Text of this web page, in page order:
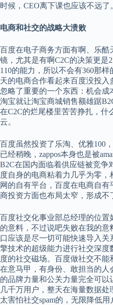
时候，CEO离下课也应该不远了
电商和社交的战略大溃败
百度在电子商务方面有啊、乐酷
镜，尤其是有啊C2C的决策更是
110的能力，所以不会有360那
天的电商合作看起来百度没投入
忽略了重要的一个东西：机会成
淘宝就让淘宝商城销售额雄踞
在C2C的烂尾楼里苦苦挣扎，什
云。
百度虽然投资了乐淘、优雅100
已经稍晚，zappos本身也是被
B2C在国内面临着供应链被竞争
度自身的电商粘着力几乎为零，
网的自有平台，百度在电商自
商投资方面也布局太窄，形成不
百度社交化事业部总经理的位置
的意料，不过说吧失败在我的意
口应该是尽一切可能快速导入关
擎技术的超级能力进行社交深度
度的社交磁场。百度做社交不能
在意马甲，有身份、敢担当的人
的品牌力量和公关力量完全可以
几千万用户，整天在海量数据
太害怕社交spam的，无限降低